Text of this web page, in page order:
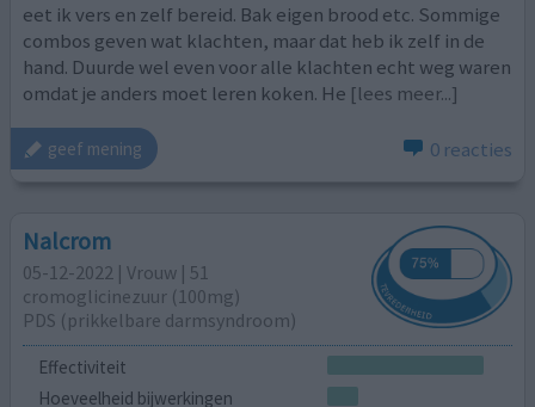
eet ik vers en zelf bereid. Bak eigen brood etc. Sommige
combos geven wat klachten, maar dat heb ik zelf in de
hand. Duurde wel even voor alle klachten echt weg waren
omdat je anders moet leren koken. He [lees meer...]
geef mening 0 reacties
Nalcrom
05-12-2022 | Vrouw | 51
cromoglicinezuur (100mg)
PDS (prikkelbare darmsyndroom)
Effectiviteit
Hoeveelheid bijwerkingen